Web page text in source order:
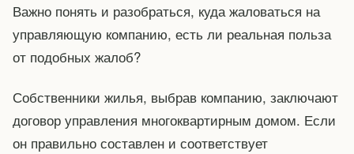
Важно понять и разобраться, куда жаловаться на
управляющую компанию, есть ли реальная польза
от подобных жалоб?
Собственники жилья, выбрав компанию, заключают
договор управления многоквартирным домом. Если
он правильно составлен и соответствует